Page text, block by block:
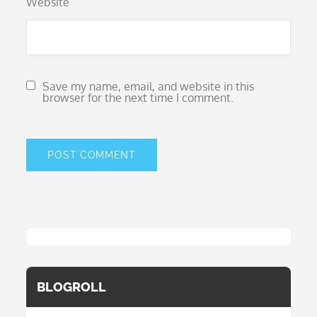
Save my name, email, and website in this
browser for the next time I comment.
BLOGROLL